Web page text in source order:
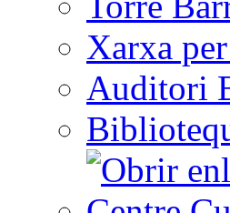
Xarxa
Auditori